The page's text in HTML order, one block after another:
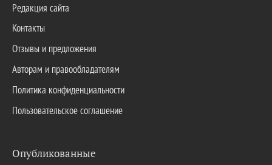
Редакция сайта
Контакты
Отзывы и предложения
Авторам и правообладателям
Политика конфиденциальности
Пользовательское соглашение
Опубликованные